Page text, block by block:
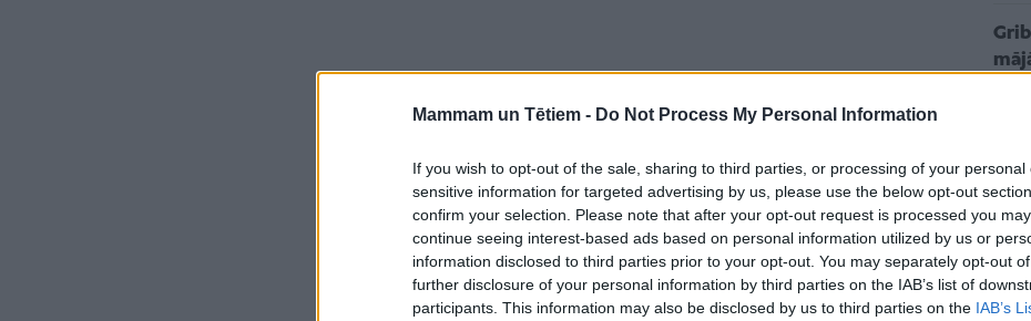
Mammam un Tētiem - Do Not Process My Personal Information
If you wish to opt-out of the sale, sharing to third parties, or processing of your personal
sensitive information for targeted advertising by us, please use the below opt-out
confirm your selection. Please note that after your opt-out request is processed you may
continue seeing interest-based ads based on personal information utilized by us or
information disclosed to third parties prior to your opt-out. You may separately opt-out
further disclosure of your personal information by third parties on the IAB’s list of
participants. This information may also be disclosed by us to third parties on the IAB’s
5